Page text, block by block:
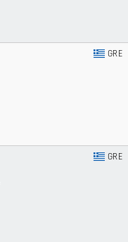
GRE
GRE